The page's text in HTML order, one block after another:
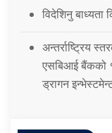
विदेशिनु बाध्यता
अन्तर्राष्ट्रिय
एसबिआई बैंकको
ड्रागन